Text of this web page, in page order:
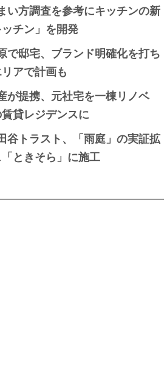
い方調査を参考にキッチンの新
チン」を開発
で邸宅、ブランド明確化を打ち
アで計画も
が提携、元社宅を一棟リノベ
貸レジデンスに
谷トラスト、「雨庭」の実証拡
ときそら」に施工